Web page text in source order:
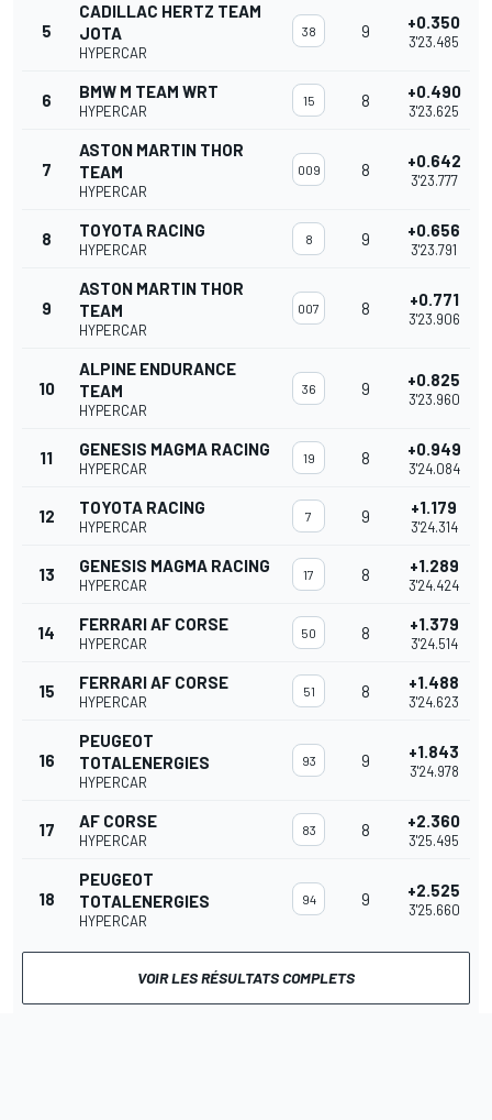
5
CADILLAC HERTZ TEAM
JOTA
HYPERCAR
38 9 +0.350
3'23.485
6 BMW M TEAM WRT
HYPERCAR
15 8 +0.490
3'23.625
7
ASTON MARTIN THOR
TEAM
HYPERCAR
009 8 +0.642
3'23.777
8 TOYOTA RACING
HYPERCAR
8 9 +0.656
3'23.791
9
ASTON MARTIN THOR
TEAM
HYPERCAR
007 8 +0.771
3'23.906
10
ALPINE ENDURANCE
TEAM
HYPERCAR
36 9 +0.825
3'23.960
11 GENESIS MAGMA RACING
HYPERCAR
19 8 +0.949
3'24.084
12 TOYOTA RACING
HYPERCAR
7 9 +1.179
3'24.314
13 GENESIS MAGMA RACING
HYPERCAR
17 8 +1.289
3'24.424
14 FERRARI AF CORSE
HYPERCAR
50 8 +1.379
3'24.514
15 FERRARI AF CORSE
HYPERCAR
51 8 +1.488
3'24.623
16
PEUGEOT
TOTALENERGIES
HYPERCAR
93 9 +1.843
3'24.978
17 AF CORSE
HYPERCAR
83 8 +2.360
3'25.495
18
PEUGEOT
TOTALENERGIES
HYPERCAR
94 9 +2.525
3'25.660
VOIR LES RÉSULTATS COMPLETS